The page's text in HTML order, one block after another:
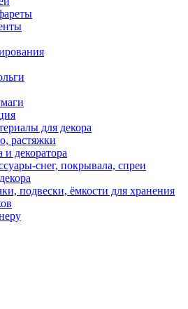
для декора
растяжки
и декоратора
снег, покрывала, спреи
подвески, ёмкости для хранения